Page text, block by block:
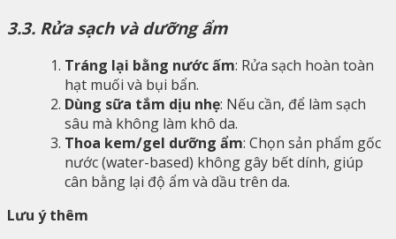
3.3. Rửa sạch và dưỡng ẩm
Tráng lại bằng nước ấm: Rửa sạch hoàn toàn
hạt muối và bụi bẩn.
Dùng sữa tắm dịu nhẹ: Nếu cần, để làm sạch
sâu mà không làm khô da.
Thoa kem/gel dưỡng ẩm: Chọn sản phẩm gốc
nước (water-based) không gây bết dính, giúp
cân bằng lại độ ẩm và dầu trên da.
Lưu ý thêm